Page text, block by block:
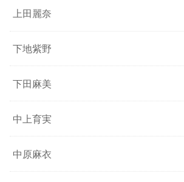
上田麗奈
下地紫野
下田麻美
中上育実
中原麻衣